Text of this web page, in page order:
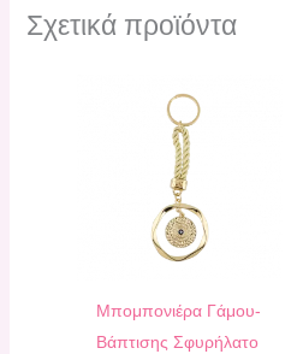
Σχετικά προϊόντα
Μπομπονιέρα Γάμου-
Βάπτισης Σφυρήλατο